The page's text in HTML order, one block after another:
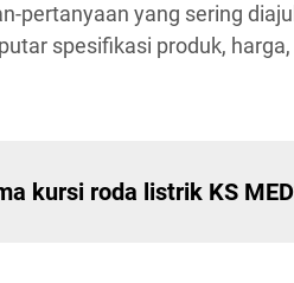
pertanyaan yang sering
spesifikasi produk,
kursi roda listrik KS